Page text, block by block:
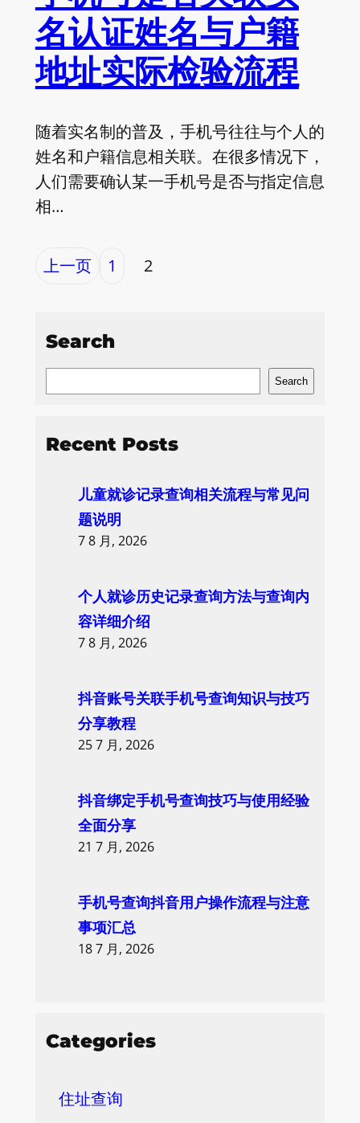
名认证姓名与户籍
地址实际检验流程
随着实名制的普及，手机号往往与个人的
姓名和户籍信息相关联。在很多情况下，
人们需要确认某一手机号是否与指定信息
相…
上一页 1 2
Search
r
Search
Recent Posts
儿童就诊记录查询相关流程与常见问
题说明
7 8 月, 2026
个人就诊历史记录查询方法与查询内
容详细介绍
7 8 月, 2026
抖音账号关联手机号查询知识与技巧
分享教程
25 7 月, 2026
抖音绑定手机号查询技巧与使用经验
全面分享
21 7 月, 2026
手机号查询抖音用户操作流程与注意
事项汇总
18 7 月, 2026
Categories
住址查询